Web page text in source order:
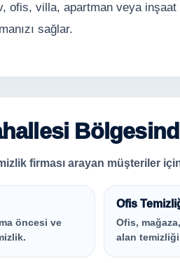
ofis, villa, apartman veya
sağlar.
firması arayan müşteriler
öncesi ve
Ofis
Ofis,
alan